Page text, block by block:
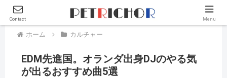
ホーム カルチャー
EDM先進国。オランダ出身DJのやる気
が出るおすすめ曲5選
Contact Menu